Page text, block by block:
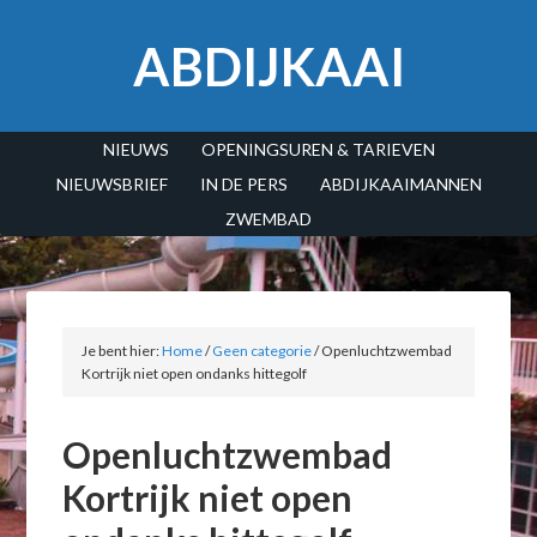
ABDIJKAAI
NIEUWS
OPENINGSUREN & TARIEVEN
NIEUWSBRIEF
IN DE PERS
ABDIJKAAIMANNEN
ZWEMBAD
Je bent hier:Home/Geen categorie/Openluchtzwembad
Kortrijk niet open ondanks hittegolf
Openluchtzwembad
Kortrijk niet open